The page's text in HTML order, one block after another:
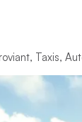
Taxis,